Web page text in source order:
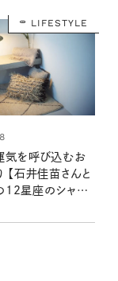
LIFESTYLE
気を呼び込むお
【石井佳苗さんと
星座のシャド